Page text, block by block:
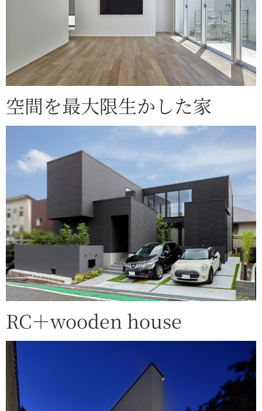
空間を最大限生かした家
RC＋wooden house